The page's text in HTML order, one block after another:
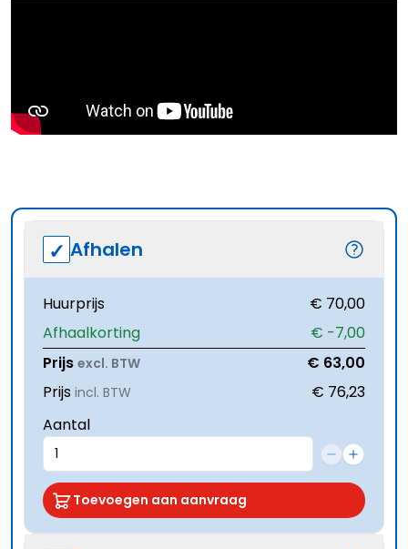
Afhalen
Huurprijs
€ 70,00
Afhaalkorting
€ -7,00
Prijs excl. BTW
€ 63,00
Prijs incl. BTW
€ 76,23
Aantal
Toevoegen aan aanvraag